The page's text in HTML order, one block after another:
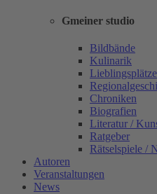
Gmeiner studio
Bildbände
Kulinarik
Lieblingsplätze
Chroniken
Biografien
Literatur /
Ratgeber
Rätselspiele /
Autoren
Veranstaltungen
News